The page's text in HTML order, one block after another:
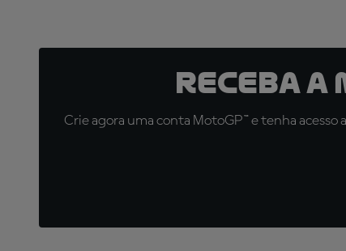
Receba
Crie agora uma conta MotoGP™ e tenha